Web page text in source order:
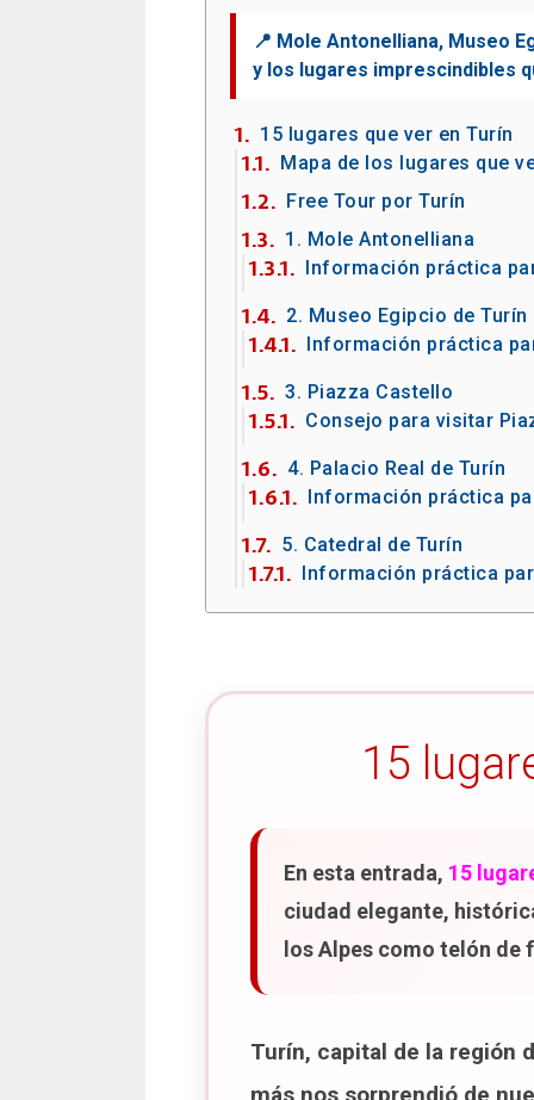
15 lugares que ver en Turín
Mapa de los lugares que
Free Tour por Turín
1. Mole Antonelliana
Información práctica
2. Museo Egipcio de Turín
Información práctica
3. Piazza Castello
Consejo para visitar
4. Palacio Real de Turín
Información práctica
5. Catedral de Turín
Información práctica
6. Piazza San Carlo
Caffè Fiorio
Caffè Torino
Mirador del Monte de los
Consejo para visitar el
Parque del Valentino
15
En esta entrada, 15
ciudad elegante,
los Alpes como telón de
Turín, capital de la región
más nos sorprendió de